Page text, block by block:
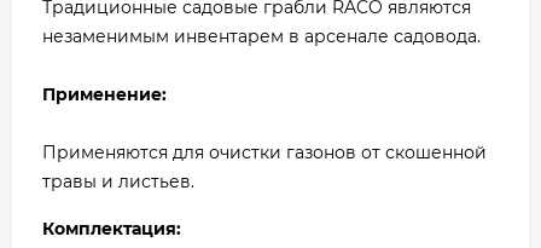
Традиционные садовые грабли RACO являются
незаменимым инвентарем в арсенале садовода.
Применение:
Применяются для очистки газонов от скошенной
травы и листьев.
Комплектация: